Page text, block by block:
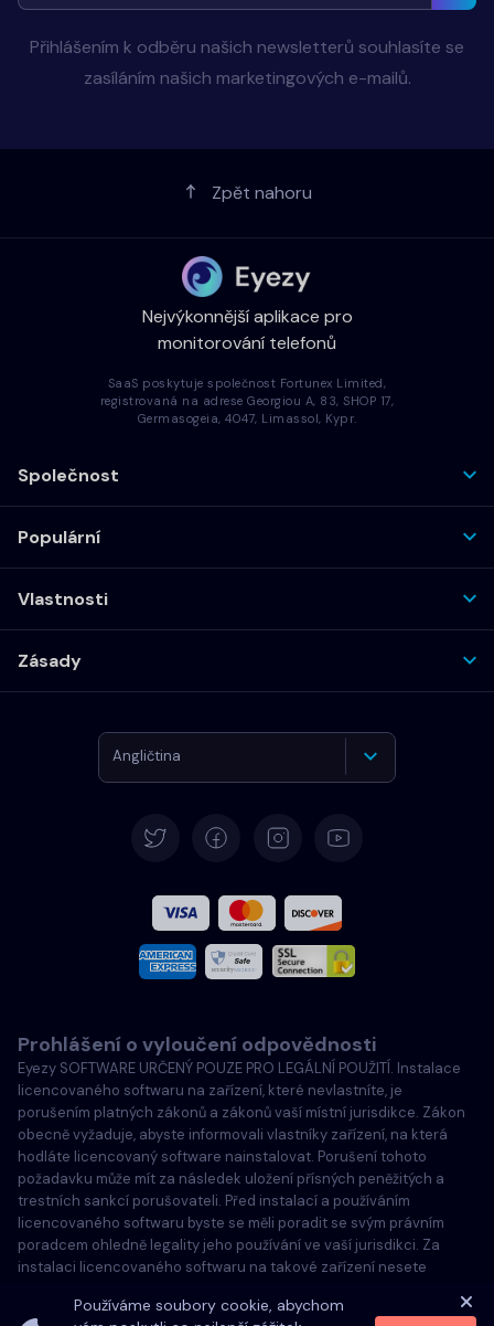
Přihlášením k odběru našich newsletterů souhlasíte se
zasíláním našich marketingových e-mailů.
Zpět nahoru
Používáme soubory cookie, abychom
Nejvýkonnější aplikace pro
monitorování telefonů
SaaS poskytuje společnost Fortunex Limited,
registrovaná na adrese Georgiou A, 83, SHOP 17,
Germasogeia, 4047, Limassol, Kypr.
Společnost
Populární
Vlastnosti
Zásady
Angličtina
Francouzština
Italština
Português
Türkçe
Polski
Prohlášení o vyloučení odpovědnosti
Eyezy SOFTWARE URČENÝ POUZE PRO LEGÁLNÍ POUŽITÍ. Instalace
licencovaného softwaru na zařízení, které nevlastníte, je
porušením platných zákonů a zákonů vaší místní jurisdikce. Zákon
obecně vyžaduje, abyste informovali vlastníky zařízení, na která
hodláte licencovaný software nainstalovat. Porušení tohoto
požadavku může mít za následek uložení přísných peněžitých a
trestních sankcí porušovateli. Před instalací a používáním
licencovaného softwaru byste se měli poradit se svým právním
poradcem ohledně legality jeho používání ve vaší jurisdikci. Za
instalaci licencovaného softwaru na takové zařízení nesete
nemůže nést odpovědnost.